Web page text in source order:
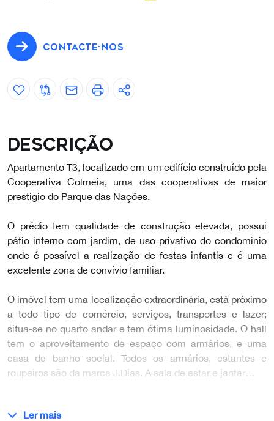
CONTACTE-NOS
Descrição
Apartamento T3, localizado em um edifício construído pela
Cooperativa Colmeia, uma das cooperativas de maior
prestígio do Parque das Nações.
O prédio tem qualidade de construção elevada, possui
pátio interno com jardim, de uso privativo do condomínio
onde é possível a realização de festas infantis e é uma
excelente zona de convívio familiar.
O imóvel tem uma localização extraordinária, está próximo
a todo tipo de comércio, serviços, transportes e lazer;
situa-se no quarto andar e tem ótima luminosidade. O hall
tem o aproveitamento de espaço com armários, e uma
casa de banho social. Todos os armários, estantes e
roupeiros são da marca J.Dias. A sala de estar e jantar…
Ler mais